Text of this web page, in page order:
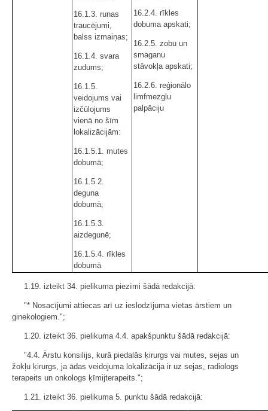
16.1.3. runas
traucējumi,
balss izmaiņas;
16.1.4. svara
zudums;
16.1.5.
veidojums vai
izčūlojums
vienā no šīm
lokalizācijām:
16.1.5.1. mutes
dobumā;
16.1.5.2.
deguna
dobumā;
16.1.5.3.
aizdegunē;
16.1.5.4. rīkles
dobumā
16.2.4. rīkles
dobuma apskati;
16.2.5. zobu un
smaganu
stāvokļa apskati;
16.2.6. reģionālo
limfmezglu
palpāciju
1.19. izteikt 34. pielikuma piezīmi šādā redakcijā:
"* Nosacījumi attiecas arī uz ieslodzījuma vietas ārstiem un
ginekologiem.";
1.20. izteikt 36. pielikuma 4.4. apakšpunktu šādā redakcijā:
"4.4. Ārstu konsilijs, kurā piedalās ķirurgs vai mutes, sejas un
žokļu ķirurgs, ja ādas veidojuma lokalizācija ir uz sejas, radiologs
terapeits un onkologs ķīmijterapeits.";
1.21. izteikt 36. pielikuma 5. punktu šādā redakcijā: